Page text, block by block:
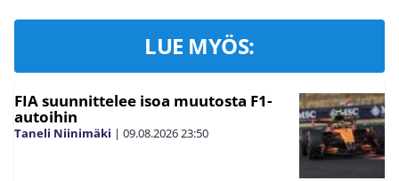
LUE MYÖS:
FIA suunnittelee isoa muutosta F1-
autoihin
Taneli Niinimäki | 09.08.202623:50